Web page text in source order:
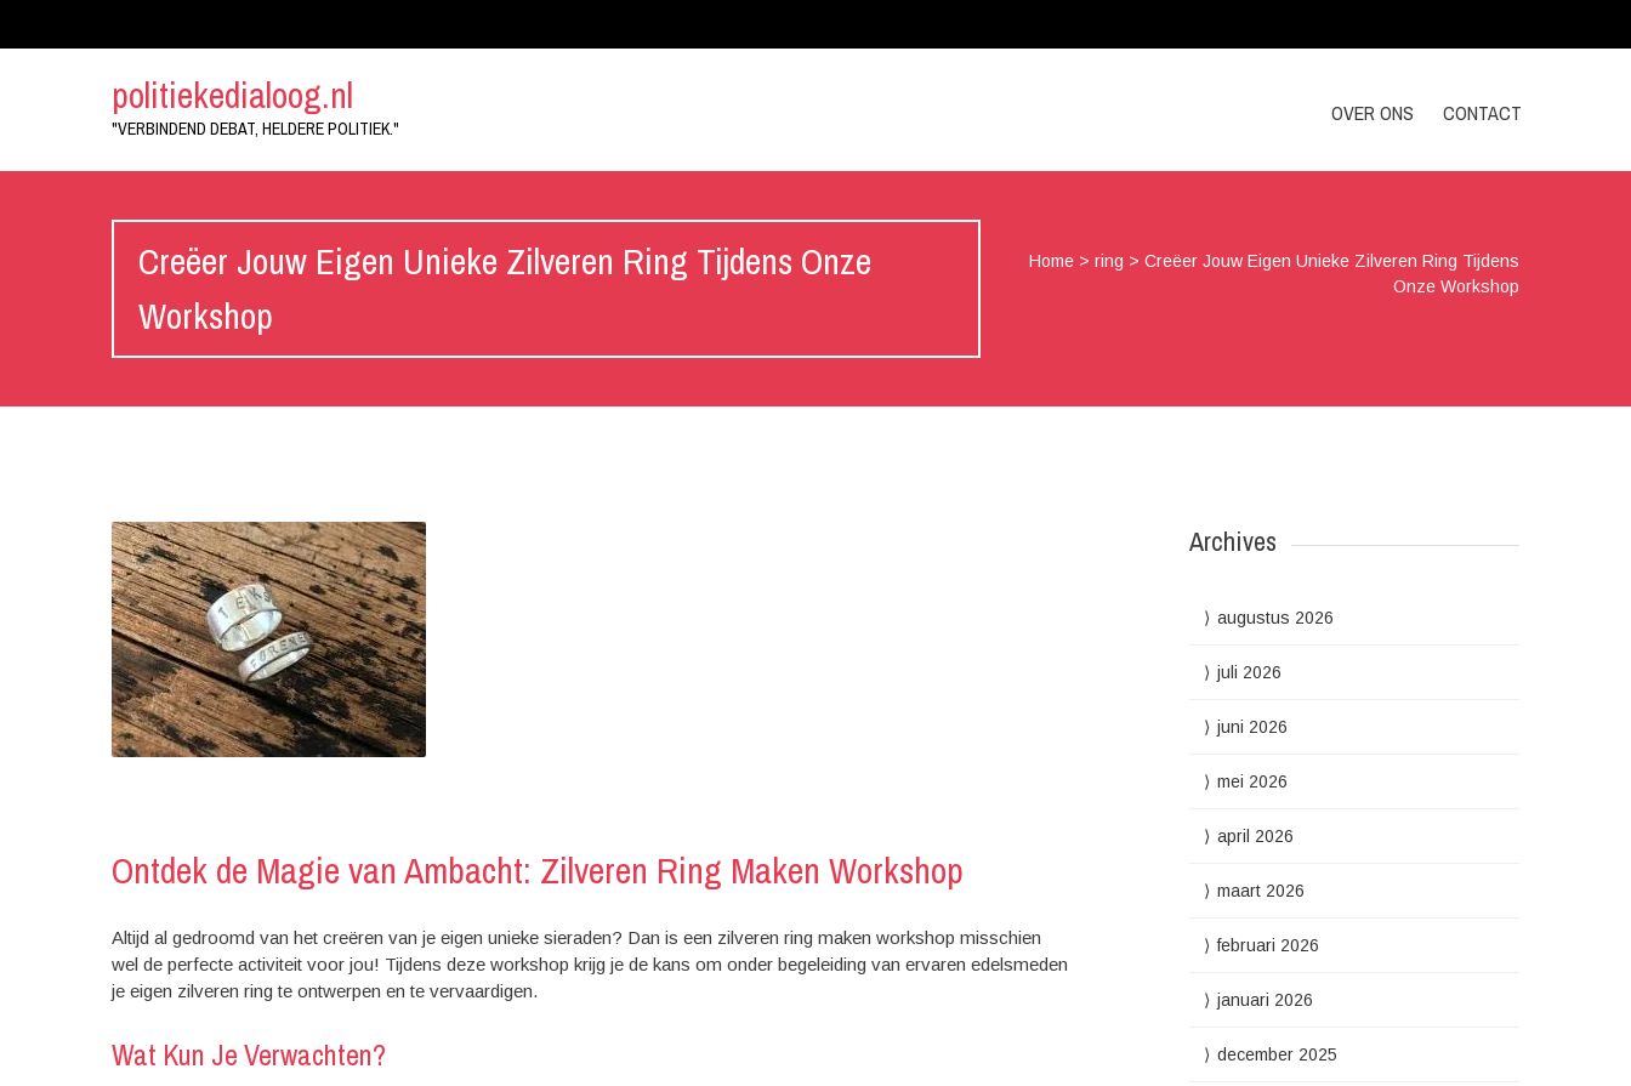
politiekedialoog.nl
"VERBINDEND DEBAT, HELDERE POLITIEK."
OVER ONS CONTACT
Creëer Jouw Eigen Unieke Zilveren Ring Tijdens Onze
Workshop
Home >ring >Creëer Jouw Eigen Unieke Zilveren Ring Tijdens
Onze Workshop
Ontdek de Magie van Ambacht: Zilveren Ring Maken Workshop
Altijd al gedroomd van het creëren van je eigen unieke sieraden? Dan is een zilveren ring maken workshop misschien
wel de perfecte activiteit voor jou! Tijdens deze workshop krijg je de kans om onder begeleiding van ervaren edelsmeden
je eigen zilveren ring te ontwerpen en te vervaardigen.
Wat Kun Je Verwachten?
Archives
augustus 2026
juli 2026
juni 2026
mei 2026
april 2026
maart 2026
februari 2026
januari 2026
december 2025